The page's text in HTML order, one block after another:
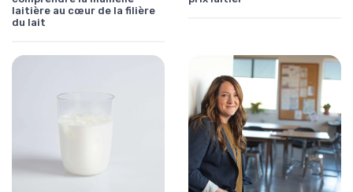
laitière au cœur de la filière
du lait